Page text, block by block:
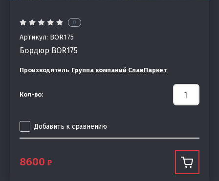
0
Артикул: BOR175
Бордюр BOR175
Производитель Группа компаний СлавПаркет
Кол-во:
Добавить к сравнению
8600